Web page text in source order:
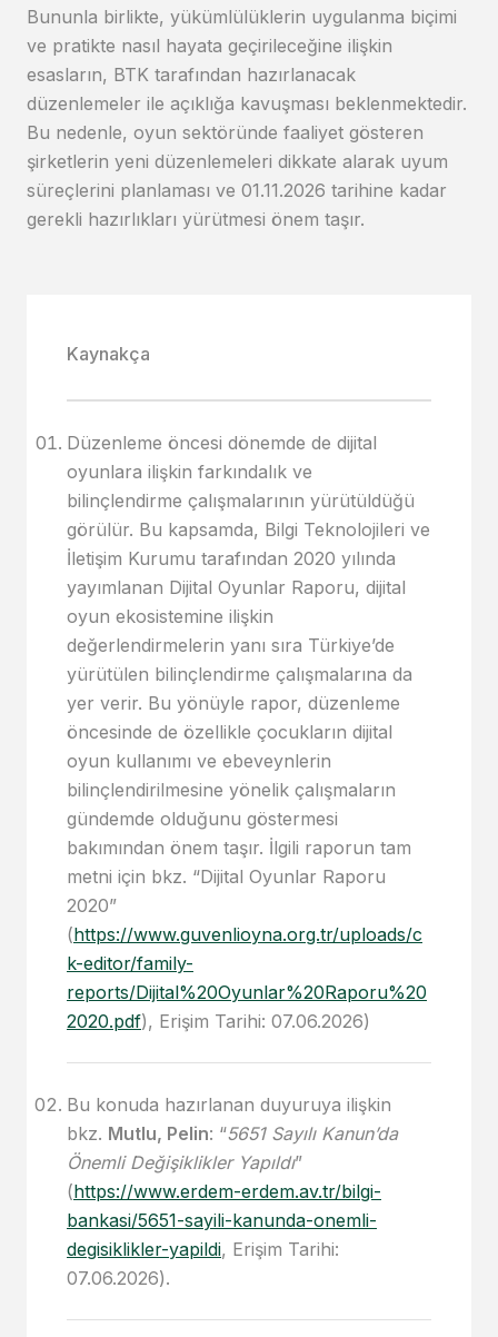
Bununla birlikte, yükümlülüklerin uygulanma biçimi
ve pratikte nasıl hayata geçirileceğine ilişkin
esasların, BTK tarafından hazırlanacak
düzenlemeler ile açıklığa kavuşması beklenmektedir.
Bu nedenle, oyun sektöründe faaliyet gösteren
şirketlerin yeni düzenlemeleri dikkate alarak uyum
süreçlerini planlaması ve 01.11.2026 tarihine kadar
gerekli hazırlıkları yürütmesi önem taşır.
Kaynakça
Düzenleme öncesi dönemde de dijital
oyunlara ilişkin farkındalık ve
bilinçlendirme çalışmalarının yürütüldüğü
görülür. Bu kapsamda, Bilgi Teknolojileri ve
İletişim Kurumu tarafından 2020 yılında
yayımlanan Dijital Oyunlar Raporu, dijital
oyun ekosistemine ilişkin
değerlendirmelerin yanı sıra Türkiye’de
yürütülen bilinçlendirme çalışmalarına da
yer verir. Bu yönüyle rapor, düzenleme
öncesinde de özellikle çocukların dijital
oyun kullanımı ve ebeveynlerin
bilinçlendirilmesine yönelik çalışmaların
gündemde olduğunu göstermesi
bakımından önem taşır. İlgili raporun tam
metni için bkz. “Dijital Oyunlar Raporu
2020”
(https://www.guvenlioyna.org.tr/uploads/c
k-editor/family-
reports/Dijital%20Oyunlar%20Raporu%20
2020.pdf), Erişim Tarihi: 07.06.2026)
Bu konuda hazırlanan duyuruya ilişkin
bkz. Mutlu, Pelin: “5651 Sayılı Kanun’da
Önemli Değişiklikler Yapıldı”
(https://www.erdem-erdem.av.tr/bilgi-
bankasi/5651-sayili-kanunda-onemli-
degisiklikler-yapildi, Erişim Tarihi:
07.06.2026).